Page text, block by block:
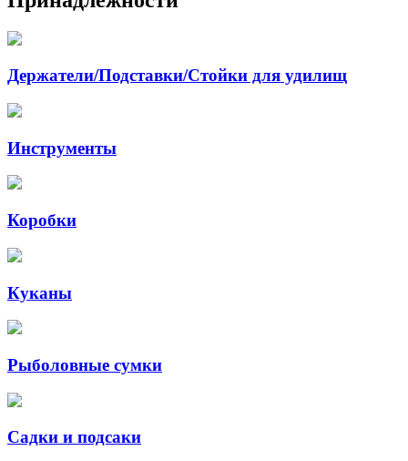
Держатели/Подставки/Стойки для удилищ
Инструменты
Коробки
Куканы
Рыболовные сумки
Садки и подсаки